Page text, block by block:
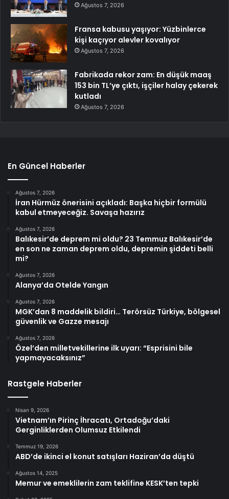
Ağustos 7, 2026
Fransa kabusu yaşıyor: Yüzbinlerce
kişi kaçıyor alevler kovalıyor
Ağustos 7, 2026
Fabrikada rekor zam: En düşük maaş
153 bin TL’ye çıktı, işçiler halay çekerek
kutladı
Ağustos 7, 2026
En Güncel Haberler
Ağustos 7, 2026
İran Hürmüz önerisini açıkladı: Başka hiçbir formülü
kabul etmeyeceğiz. Savaşa hazırız
Ağustos 7, 2026
Balıkesir’de deprem mi oldu? 23 Temmuz Balıkesir’de
en son ne zaman deprem oldu, depremin şiddeti belli
mi?
Ağustos 7, 2026
Alanya’da Otelde Yangın
Ağustos 7, 2026
MGK’dan 8 maddelik bildiri… Terörsüz Türkiye, bölgesel
güvenlik ve Gazze mesajı
Ağustos 7, 2026
Özel’den milletvekillerine ilk uyarı: “Esprisini bile
yapmayacaksınız”
Rastgele Haberler
Nisan 9, 2026
Vietnam’ın Pirinç İhracatı, Ortadoğu’daki
Gerginliklerden Olumsuz Etkilendi
Temmuz 19, 2026
ABD’de ikinci el konut satışları Haziran’da düştü
Ağustos 14, 2025
Memur ve emeklilerin zam teklifine KESK’ten tepki